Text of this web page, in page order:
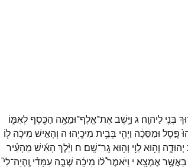
בְּנִ֖י לַיהוָֽה׃ ג וַיָּ֛שֶׁבאֶת־אֶֽלֶף־וּמֵאָ֥ה הַכֶּ֖סֶף לְאִמּ֑וֹ
פֶּ֣סֶל וּמַסֵּכָ֔ה וַיְהִ֖י בְּבֵ֥ית מִיכָֽיְהוּ׃ ה וְהָאִ֣ישׁ מִיכָ֔ה ל֖וֹ
יְהוּדָ֑ה וְה֥וּאלֵוִ֖י וְה֥וּאגָֽר־שָֽׁם׃ ח וַיֵּ֨לֶךְ הָאִ֜ישׁ מֵהָעִ֗יר
בַּאֲשֶׁ֥ראֶמְצָֽא׃ י וַיֹּאמֶר֩ל֨וֹ מִיכָ֜ה שְׁבָ֣ה עִמָּדִ֗י וֶֽהְיֵה־לִי֮